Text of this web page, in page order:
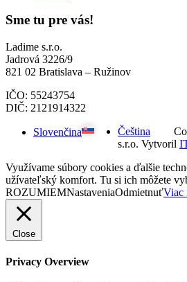
Sme tu pre vás!
Ladime s.r.o.
Jadrová 3226/9
821 02 Bratislava – Ružinov
IČO: 55243754
DIČ: 2121914322
Slovenčina Čeština
s.r.o. Vytvoril
Využívame súbory cookies a ďalšie
užívateľský komfort. Tu si ich môžete
ROZUMIEMNastaveniaOdmietnuťViac
Close
Privacy Overview